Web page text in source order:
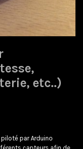
etc..)
par Arduino